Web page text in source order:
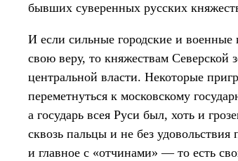
бывших суверенных русских
И если сильные городские и
свою веру, то княжествам
центральной власти. Некоторые
переметнуться к московскому
а государь всея Руси был, хоть и
сквозь пальцы и не без
и главное с «отчинами» — то есть